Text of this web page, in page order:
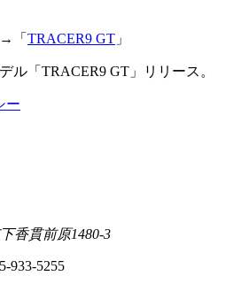
「 TRACER9 GT 」
ル「TRACER9 GT」リリース。
ー
香貫前原1480-3
933-5255